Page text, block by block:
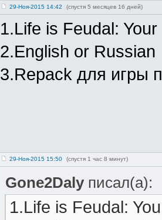
29-Ноя-2015 14:42 (спустя 5 месяцев 16 дней)
1.Life is Feudal:
2.English or Russian
3.Repack для игры
29-Ноя-2015 15:50 (спустя 1 час 8 минут)
Gone2Dalyписал(а):
1.Life is Feudal: